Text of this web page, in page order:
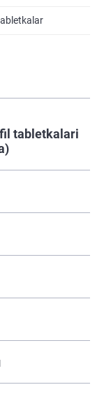
tabletkalari